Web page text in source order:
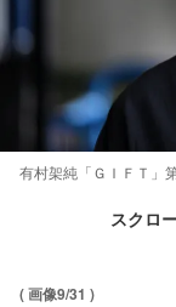
有村架純「ＧＩＦＴ」
スクロ
( 画像9/31 )